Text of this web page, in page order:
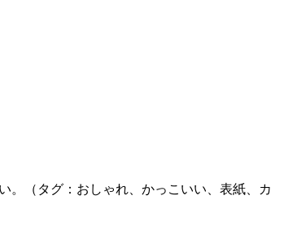
。（タグ：おしゃれ、かっこいい、表紙、カ